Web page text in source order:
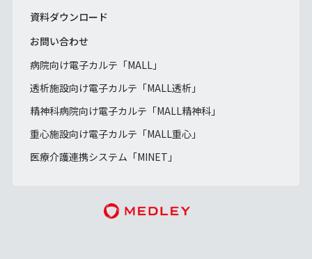
資料ダウンロード
お問い合わせ
病院向け電子カルテ「MALL」
透析施設向け電子カルテ「MALL透析」
精神科病院向け電子カルテ「MALL精神科」
重心施設向け電子カルテ「MALL重心」
医療介護連携システム「MINET」